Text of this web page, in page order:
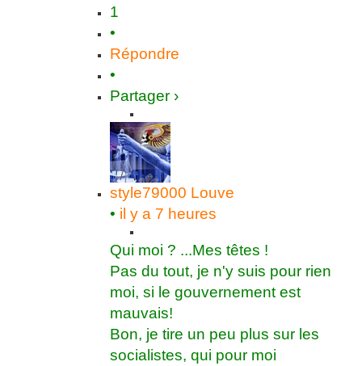
1
•
Répondre
•
Partager ›
style79000 Louve
• il y a 7 heures
Qui moi ? ...Mes têtes !
Pas du tout, je n'y suis pour rien
moi, si le gouvernement est
mauvais!
Bon, je tire un peu plus sur les
socialistes, qui pour moi